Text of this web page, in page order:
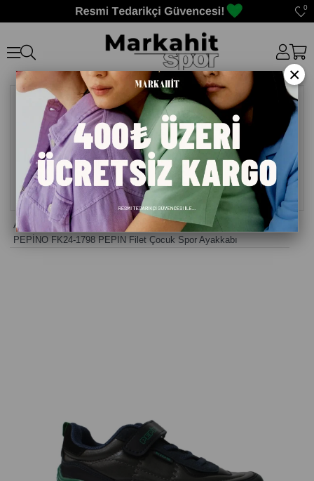
0
Anasayfa> Erkek Çocuk Ayakkabı
PEPİNO FK24-1798 PEPIN Filet Çocuk Spor Ayakkabı
×